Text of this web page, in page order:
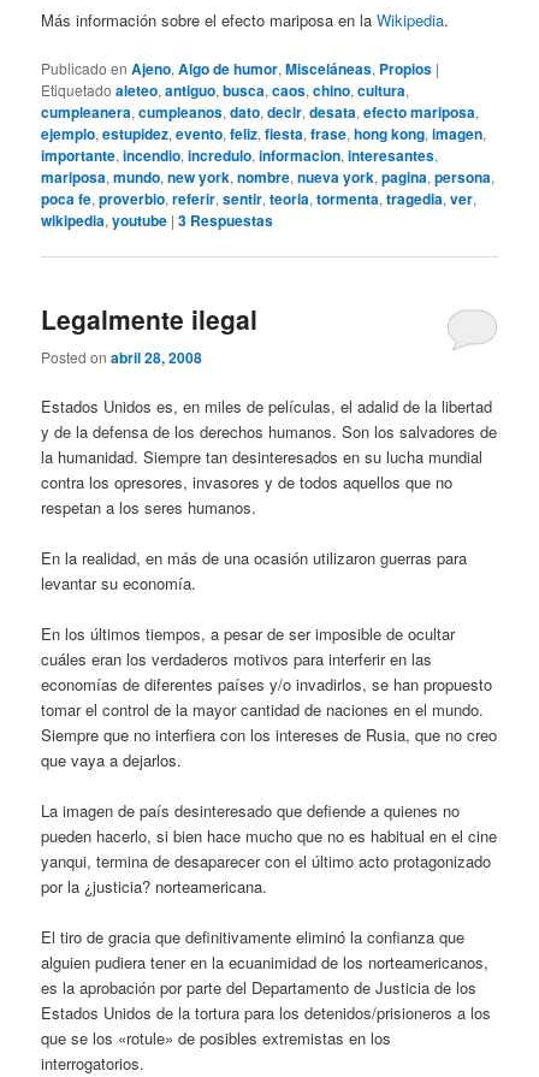
Más información sobre el efecto mariposa en laWikipedia.
Publicado en Ajeno,Algo de humor,Misceláneas, Propios |
Etiquetado aleteo,antiguo,busca,caos,chino,cultura,
cumpleanera,cumpleanos,dato,decir,desata,efecto mariposa,
ejemplo,estupidez,evento,feliz,fiesta,frase,hong kong,imagen,
importante,incendio,incredulo,informacion,interesantes,
mariposa,mundo,new york,nombre,nueva york,pagina,persona,
poca fe,proverbio,referir,sentir,teoria,tormenta,tragedia,ver,
wikipedia,youtube |3 Respuestas
Legalmente ilegal
Posted onabril 28, 2008
Estados Unidos es, en miles de películas, el adalid de la libertad
y de la defensa de los derechos humanos. Son los salvadores de
la humanidad. Siempre tan desinteresados en su lucha mundial
contra los opresores, invasores y de todos aquellos que no
respetan a los seres humanos.
En la realidad, en más de una ocasión utilizaron guerras para
levantar su economía.
En los últimos tiempos, a pesar de ser imposible de ocultar
cuáles eran los verdaderos motivos para interferir en las
economías de diferentes países y/o invadirlos, se han propuesto
tomar el control de la mayor cantidad de naciones en el mundo.
Siempre que no interfiera con los intereses de Rusia, que no creo
que vaya a dejarlos.
La imagen de país desinteresado que defiende a quienes no
pueden hacerlo, si bien hace mucho que no es habitual en el cine
yanqui, termina de desaparecer con el último acto protagonizado
por la ¿justicia? norteamericana.
El tiro de gracia que definitivamente eliminó la confianza que
alguien pudiera tener en la ecuanimidad de los norteamericanos,
es la aprobación por parte del Departamento de Justicia de los
Estados Unidos de la tortura para los detenidos/prisioneros a los
que se los «rotule» de posibles extremistas en los
interrogatorios.